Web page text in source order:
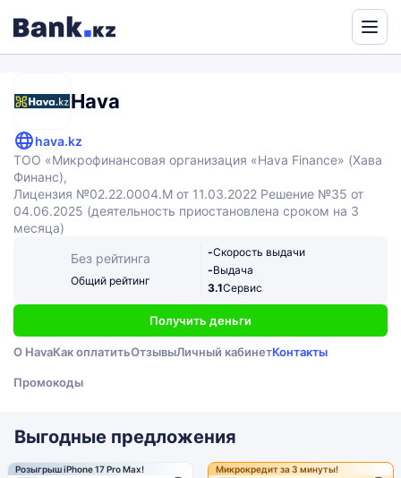
Hava
hava.kz
TOO «Микрофинансовая организация «Hava Finance» (Хава
Финанс),
Лицензия №02.22.0004.М от 11.03.2022 Решение №35 от
04.06.2025 (деятельность приостановлена сроком на 3
месяца)
Без рейтинга
Общий рейтинг
-Скорость выдачи
-Выдача
3.1Сервис
Получить деньги
О HavaКак оплатитьОтзывыЛичный кабинетКонтакты
Промокоды
Выгодные предложения
Розыгрыш iPhone 17 Pro Max! Микрокредит за 3 минуты!